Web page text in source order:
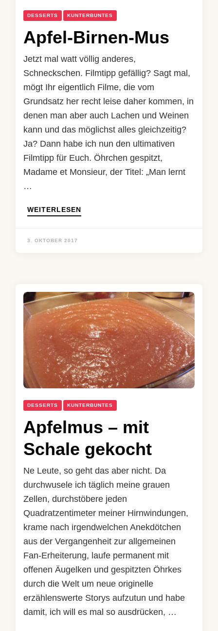
DESSERTS KUNTERBUNTES
Apfel-Birnen-Mus
Jetzt mal watt völlig anderes,
Schneckschen. Filmtipp gefällig? Sagt mal,
mögt Ihr eigentlich Filme, die vom
Grundsatz her recht leise daher kommen, in
denen man aber auch Lachen und Weinen
kann und das möglichst alles gleichzeitig?
Ja? Dann habe ich nun den ultimativen
Filmtipp für Euch. Öhrchen gespitzt,
Madame et Monsieur, der Titel: „Man lernt
…
WEITERLESEN
3. OKTOBER 2017
DESSERTS KUNTERBUNTES
Apfelmus – mit
Schale gekocht
Ne Leute, so geht das aber nicht. Da
durchwusele ich täglich meine grauen
Zellen, durchstöbere jeden
Quadratzentimeter meiner Hirnwindungen,
krame nach irgendwelchen Anekdötchen
aus der Vergangenheit zur allgemeinen
Fan-Erheiterung, laufe permanent mit
offenen Äugelken und gespitzten Öhrkes
durch die Welt um neue originelle
erzählenswerte Storys aufzutun und habe
damit, ich will es mal so ausdrücken, …